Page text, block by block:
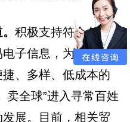
积极支持符合条件
子信息，为跨境电
、多样、低成本的
卖全球”进入寻常百姓
展。目前，相关贸